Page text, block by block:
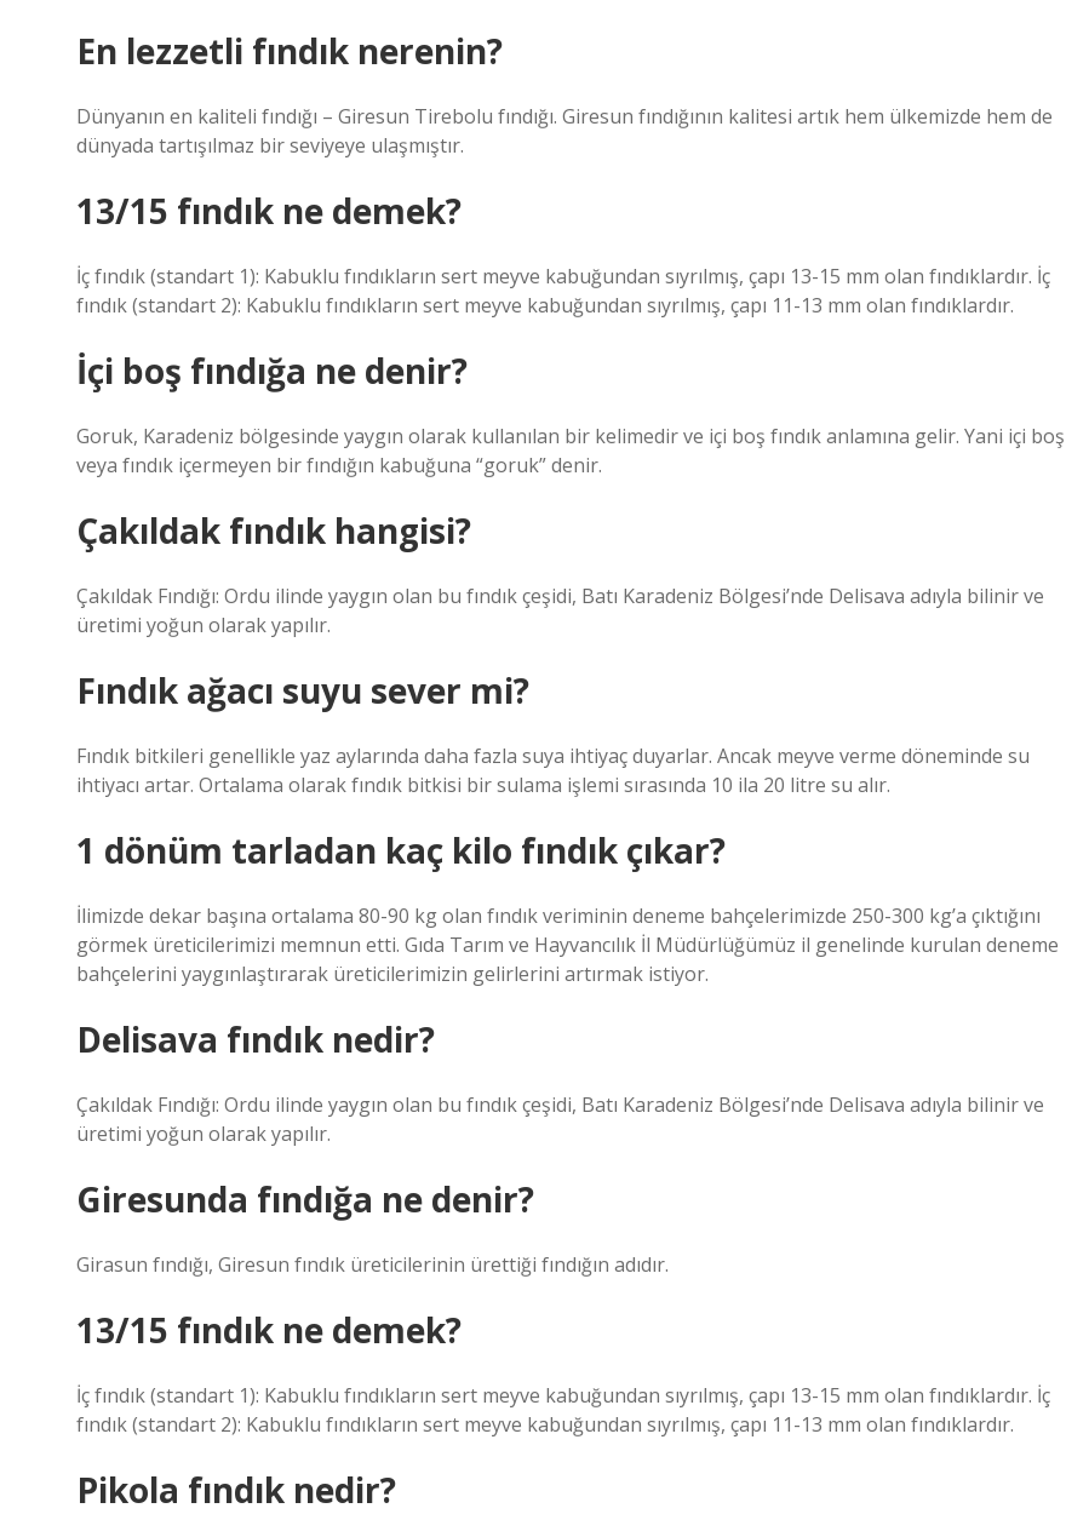
En lezzetli fındık nerenin?
Dünyanın en kaliteli fındığı – Giresun Tirebolu fındığı. Giresun fındığının kalitesi artık hem ülkemizde hem de
dünyada tartışılmaz bir seviyeye ulaşmıştır.
13/15 fındık ne demek?
İç fındık (standart 1): Kabuklu fındıkların sert meyve kabuğundan sıyrılmış, çapı 13-15 mm olan fındıklardır. İç
fındık (standart 2): Kabuklu fındıkların sert meyve kabuğundan sıyrılmış, çapı 11-13 mm olan fındıklardır.
İçi boş fındığa ne denir?
Goruk, Karadeniz bölgesinde yaygın olarak kullanılan bir kelimedir ve içi boş fındık anlamına gelir. Yani içi boş
veya fındık içermeyen bir fındığın kabuğuna “goruk” denir.
Çakıldak fındık hangisi?
Çakıldak Fındığı: Ordu ilinde yaygın olan bu fındık çeşidi, Batı Karadeniz Bölgesi’nde Delisava adıyla bilinir ve
üretimi yoğun olarak yapılır.
Fındık ağacı suyu sever mi?
Fındık bitkileri genellikle yaz aylarında daha fazla suya ihtiyaç duyarlar. Ancak meyve verme döneminde su
ihtiyacı artar. Ortalama olarak fındık bitkisi bir sulama işlemi sırasında 10 ila 20 litre su alır.
1 dönüm tarladan kaç kilo fındık çıkar?
İlimizde dekar başına ortalama 80-90 kg olan fındık veriminin deneme bahçelerimizde 250-300 kg’a çıktığını
görmek üreticilerimizi memnun etti. Gıda Tarım ve Hayvancılık İl Müdürlüğümüz il genelinde kurulan deneme
bahçelerini yaygınlaştırarak üreticilerimizin gelirlerini artırmak istiyor.
Delisava fındık nedir?
Çakıldak Fındığı: Ordu ilinde yaygın olan bu fındık çeşidi, Batı Karadeniz Bölgesi’nde Delisava adıyla bilinir ve
üretimi yoğun olarak yapılır.
Giresunda fındığa ne denir?
Girasun fındığı, Giresun fındık üreticilerinin ürettiği fındığın adıdır.
13/15 fındık ne demek?
İç fındık (standart 1): Kabuklu fındıkların sert meyve kabuğundan sıyrılmış, çapı 13-15 mm olan fındıklardır. İç
fındık (standart 2): Kabuklu fındıkların sert meyve kabuğundan sıyrılmış, çapı 11-13 mm olan fındıklardır.
Pikola fındık nedir?